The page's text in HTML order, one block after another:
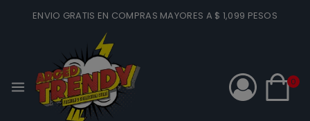
ENVIO GRATIS EN COMPRAS MAYORES A $ 1,099 PESOS
0